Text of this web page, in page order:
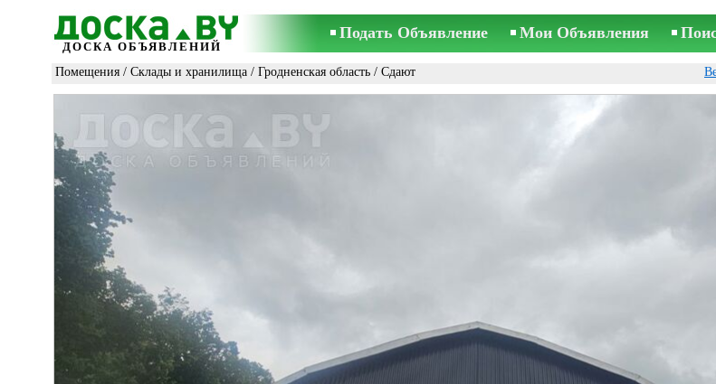
ДОСКА ОБЪЯВЛЕНИЙ
Подать Объявление Мои Объявления
Помещения / Склады и хранилища / Гродненская область / Сдают